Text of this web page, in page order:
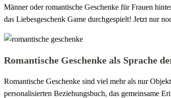
Männer oder romantische Geschenke für Frauen
das Liebesgeschenk Game durchgespielt! Jetzt nur
Romantische Geschenke als Sprache
Romantische Geschenke sind viel mehr als nur
personalisierten Beziehungsbuch, das gemeinsame